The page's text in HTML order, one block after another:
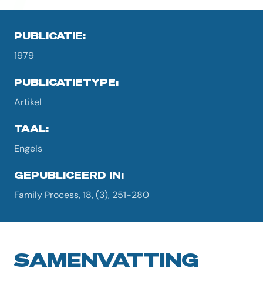
PUBLICATIE:
1979
PUBLICATIETYPE:
Artikel
TAAL:
Engels
GEPUBLICEERD IN:
Family Process, 18, (3), 251-280
SAMENVATTING